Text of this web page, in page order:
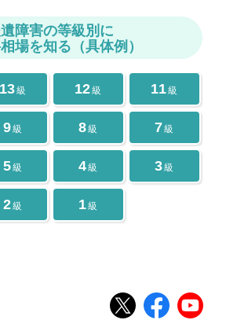
障害の等級別に
場を知る（具体例）
13級 12級 11級
9級 8級 7級
5級 4級 3級
2級 1級